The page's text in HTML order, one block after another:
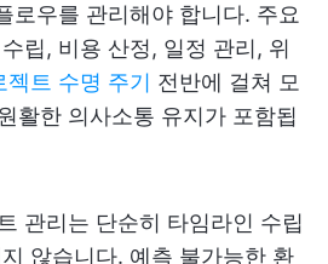
로우를 관리해야 합니다. 주요
립, 비용 산정, 일정 관리, 위
젝트 수명 주기 전반에 걸쳐 모
활한 의사소통 유지가 포함됩
관리는 단순히 타임라인 수립
않습니다. 예측 불가능한 환